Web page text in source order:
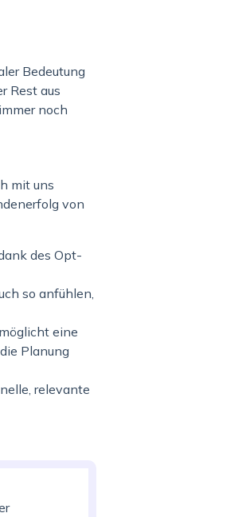
Bedeutung
Rest aus
noch
mit uns
von
des Opt-
so anfühlen,
eine
Planung
relevante